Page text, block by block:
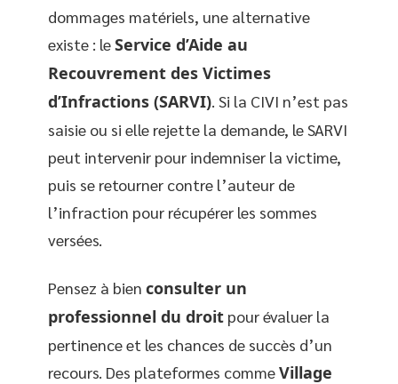
dommages matériels, une alternative
existe : leService d’Aide au
Recouvrement des Victimes
d’Infractions (SARVI). Si la CIVI n’est pas
saisie ou si elle rejette la demande, le SARVI
peut intervenir pour indemniser la victime,
puis se retourner contre l’auteur de
l’infraction pour récupérer les sommes
versées.
Pensez à bien consulter un
professionnel du droit pour évaluer la
pertinence et les chances de succès d’un
recours. Des plateformes commeVillage